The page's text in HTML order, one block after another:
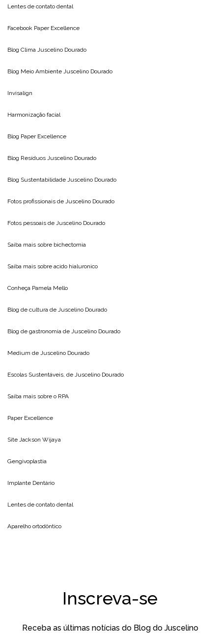
Lentes de contato dental
Facebook Paper Excellence
Blog Clima Juscelino Dourado
Blog Meio Ambiente Juscelino Dourado
Invisalign
Harmonização facial
Blog Paper Excellence
Blog Resíduos Juscelino Dourado
Blog Sustentabilidade Juscelino Dourado
Fotos profissionais de Juscelino Dourado
Fotos pessoais de Juscelino Dourado
Saiba mais sobre bichectomia
Saiba mais sobre acido hialuronico
Conheça Pamela Mello
Blog de cultura de Juscelino Dourado
Blog de gastronomia de Juscelino Dourado
Medium de Juscelino Dourado
Escolas Sustentáveis, de Juscelino Dourado
Saiba mais sobre o RPA
Paper Excellence
Site Jackson Wijaya
Gengivoplastia
Implante Dentário
Lentes de contato dental
Aparelho ortodôntico
Inscreva-se
Receba as últimas notícias do Blog do Juscelino